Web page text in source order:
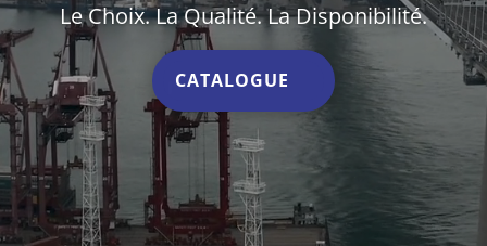
Le Choix. La Qualité. La Disponibilité.
CATALOGUE